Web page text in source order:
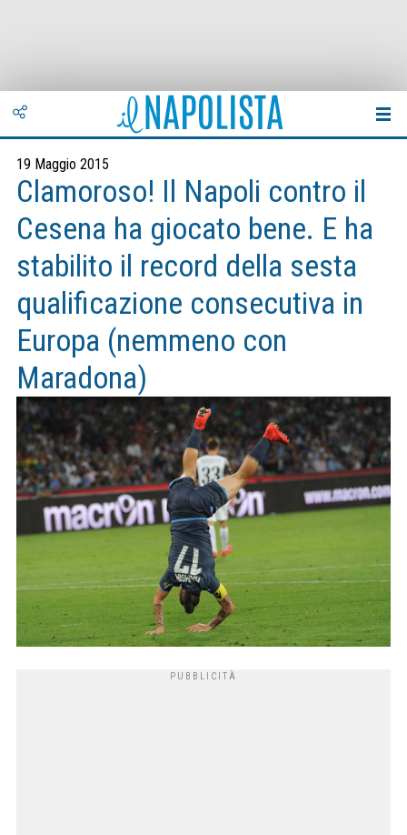
19 Maggio 2015
Clamoroso! Il Napoli contro il
Cesena ha giocato bene. E ha
stabilito il record della sesta
qualificazione consecutiva in
Europa (nemmeno con
Maradona)